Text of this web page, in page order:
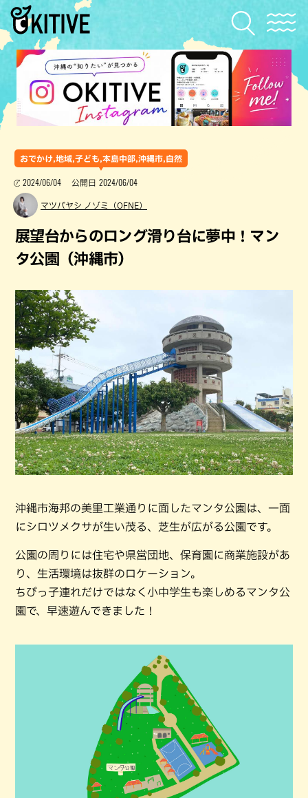
おでかけ,地域,子ども,本島中部,沖縄市,自然
2024/06/04 公開日 2024/06/04
マツバヤシ ノゾミ（OFNE）
展望台からのロング滑り台に夢中！マン
タ公園（沖縄市）
沖縄市海邦の美里工業通りに面したマンタ公園は、一面
にシロツメクサが生い茂る、芝生が広がる公園です。
公園の周りには住宅や県営団地、保育園に商業施設があ
り、生活環境は抜群のロケーション。
ちびっ子連れだけではなく小中学生も楽しめるマンタ公
園で、早速遊んできました！